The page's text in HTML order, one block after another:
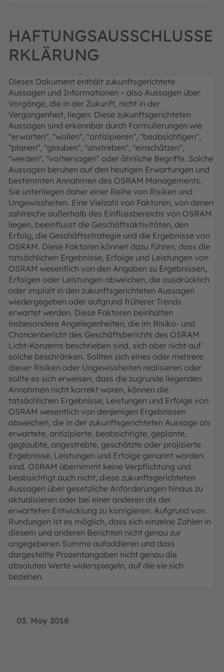
03. May 2018
HAFTUNGSAUSSCHLUSSE
RKLÄRUNG
Dieses Dokument enthält zukunftsgerichtete
Aussagen und Informationen – also Aussagen über
Vorgänge, die in der Zukunft, nicht in der
Vergangenheit, liegen. Diese zukunftsgerichteten
Aussagen sind erkennbar durch Formulierungen wie
"erwarten", "wollen", "antizipieren", "beabsichtigen",
"planen", "glauben", "anstreben", "einschätzen",
"werden", "vorhersagen" oder ähnliche Begriffe. Solche
Aussagen beruhen auf den heutigen Erwartungen und
bestimmten Annahmen des OSRAM Managements.
Sie unterliegen daher einer Reihe von Risiken und
Ungewissheiten. Eine Vielzahl von Faktoren, von denen
zahlreiche außerhalb des Einflussbereichs von OSRAM
liegen, beeinflusst die Geschäftsaktivitäten, den
Erfolg, die Geschäftsstrategie und die Ergebnisse von
OSRAM. Diese Faktoren können dazu führen, dass die
tatsächlichen Ergebnisse, Erfolge und Leistungen von
OSRAM wesentlich von den Angaben zu Ergebnissen,
Erfolgen oder Leistungen abweichen, die ausdrücklich
oder implizit in den zukunftsgerichteten Aussagen
wiedergegeben oder aufgrund früherer Trends
erwartet werden. Diese Faktoren beinhalten
insbesondere Angelegenheiten, die im Risiko- und
Chancenbericht des Geschäftsberichts des OSRAM
Licht-Konzerns beschrieben sind, sich aber nicht auf
solche beschränken. Sollten sich eines oder mehrere
dieser Risiken oder Ungewissheiten realisieren oder
sollte es sich erweisen, dass die zugrunde liegenden
Annahmen nicht korrekt waren, können die
tatsächlichen Ergebnisse, Leistungen und Erfolge von
OSRAM wesentlich von denjenigen Ergebnissen
abweichen, die in der zukunftsgerichteten Aussage als
erwartete, antizipierte, beabsichtigte, geplante,
geglaubte, angestrebte, geschätzte oder projizierte
Ergebnisse, Leistungen und Erfolge genannt worden
sind. OSRAM übernimmt keine Verpflichtung und
beabsichtigt auch nicht, diese zukunftsgerichteten
Aussagen über gesetzliche Anforderungen hinaus zu
aktualisieren oder bei einer anderen als der
erwarteten Entwicklung zu korrigieren. Aufgrund von
Rundungen ist es möglich, dass sich einzelne Zahlen in
diesem und anderen Berichten nicht genau zur
angegebenen Summe aufaddieren und dass
dargestellte Prozentangaben nicht genau die
absoluten Werte widerspiegeln, auf die sie sich
beziehen.